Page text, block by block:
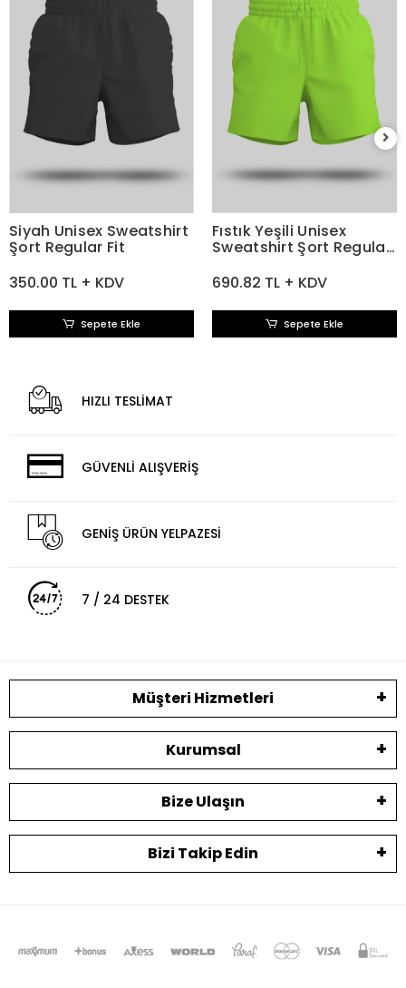
Siyah Unisex Sweatshirt
Şort Regular Fit
350.00 TL + KDV
Sepete Ekle
Fıstık Yeşili Unisex
Sweatshirt Şort Regular
690.82 TL + KDV
Sepete Ekle
HIZLI TESLİMAT
GÜVENLİ ALIŞVERİŞ
GENİŞ ÜRÜN YELPAZESİ
7 / 24 DESTEK
Müşteri Hizmetleri
Kurumsal
Bize Ulaşın
Bizi Takip Edin